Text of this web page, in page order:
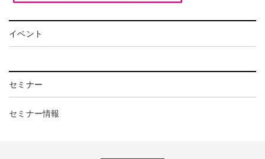
イベント
セミナー
セミナー情報